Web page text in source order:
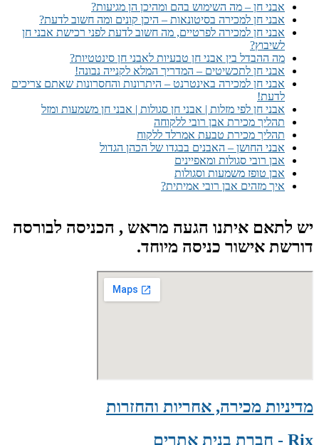
אבני חן – מה השימוש בהם ומהיכן הן מגיעות?
אבני חן למכירה בסיטונאות – היכן קונים ומה חשוב לדעת?
אבני חן למכירה לפרטיים, מה חשוב לדעת לפני רכישת אבני חן
לשיבוץ?
מה ההבדל בין אבני חן טבעיות לאבני חן סינטטיות?
אבני חן לתכשיטים – המדריך המלא לקנייה נבונה!
אבני חן למכירה באינטרנט – היתרונות והחסרונות שאתם צריכים
לדעת!
אבני חן לפי מזלות | אבני חן סגולות | אבני חן משמעות ומזל
תהליך מכירת אבן רובי ללקוחה
תהליך מכירת טבעת אמרלד ללקוח
אבני החושן – האבנים בבגדו של הכהן הגדול
אבן רובי סגולות ומאפיינים
אבן טופז משמעות וסגולות
איך מזהים אבן רובי אמיתית?
יש לתאם איתנו הגעה מראש , הכניסה לבורסה
דורשת אישור כניסה מיוחד.
מדיניות מכירה, אחריות והחזרות
Rix - חברת בנית אתרים